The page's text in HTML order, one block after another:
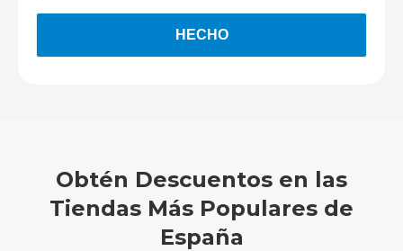
Obtén Descuentos en las
Tiendas Más Populares de
España